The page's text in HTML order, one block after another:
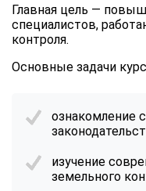
Главная цель —
специалистов,
контроля.
Основные задачи
ознакомление
изучение
земельного